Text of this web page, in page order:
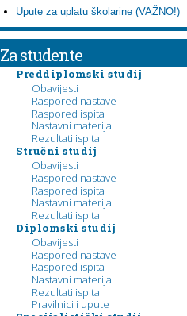
Upute za uplatu školarine (VAŽNO!)
Za studente
Preddiplomski studij
Obavijesti
Raspored nastave
Raspored ispita
Nastavni materijal
Rezultati ispita
Stručni studij
Obavijesti
Raspored nastave
Raspored ispita
Nastavni materijal
Rezultati ispita
Diplomski studij
Obavijesti
Raspored nastave
Raspored ispita
Nastavni materijal
Rezultati ispita
Pravilnici i upute